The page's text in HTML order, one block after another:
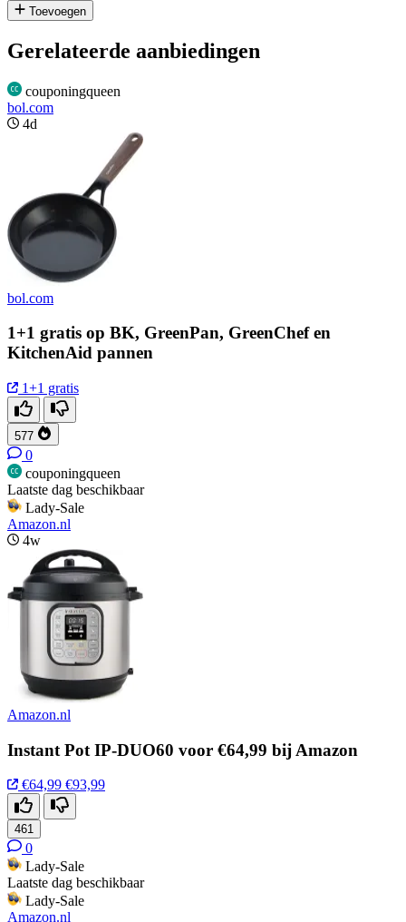
Toevoegen
Gerelateerde aanbiedingen
couponingqueen
bol.com
4d
bol.com
1+1 gratis op BK, GreenPan, GreenChef en
KitchenAid pannen
1+1 gratis
577
0
couponingqueen
Laatste dag beschikbaar
Lady-Sale
Amazon.nl
4w
Amazon.nl
Instant Pot IP-DUO60 voor €64,99 bij Amazon
€64,99 €93,99
461
0
Lady-Sale
Laatste dag beschikbaar
Lady-Sale
Amazon.nl